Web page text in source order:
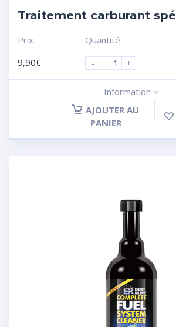
Traitement carburant
Prix
9,90€
Quantité
-
+
Information
AJOUTER AU
PANIER